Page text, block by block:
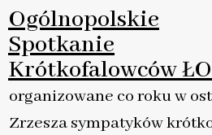
Ogólnopolskie
Spotkanie
Krótkofalowców
organizowane co roku w
Zrzesza sympatyków